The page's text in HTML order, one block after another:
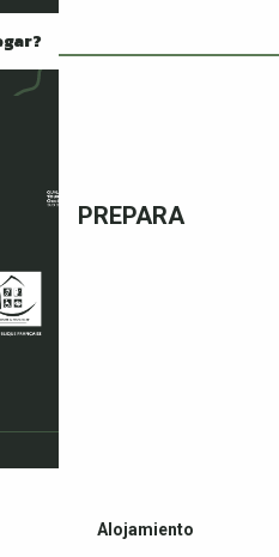
PREPARA
Alojamiento